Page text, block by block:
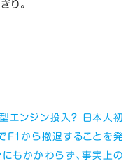
り。
エンジン投入？ 日本人初
F1から撤退することを発
もかかわらず、事実上の